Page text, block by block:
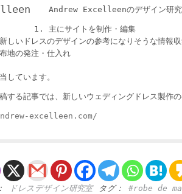
Andrew Excelleenのデザイン研
主にサイトを制作・編集
新しいドレスのデザインの参考になりそうな情報
布地の発注・仕入れ
しています。
する記事では、新しいウェディングドレス製作
excelleen.com/
ドレスデザイン研究室 タグ： #robe de